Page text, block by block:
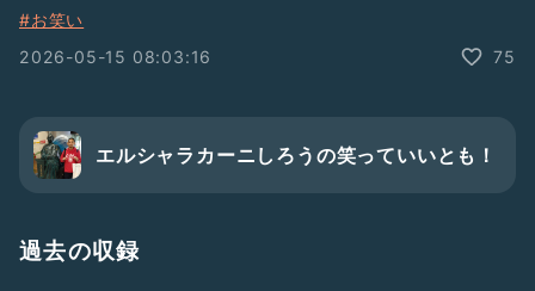
#お笑い
2026-05-15 08:03:16
75
エルシャラカーニしろうの笑っていいとも！
過去の収録